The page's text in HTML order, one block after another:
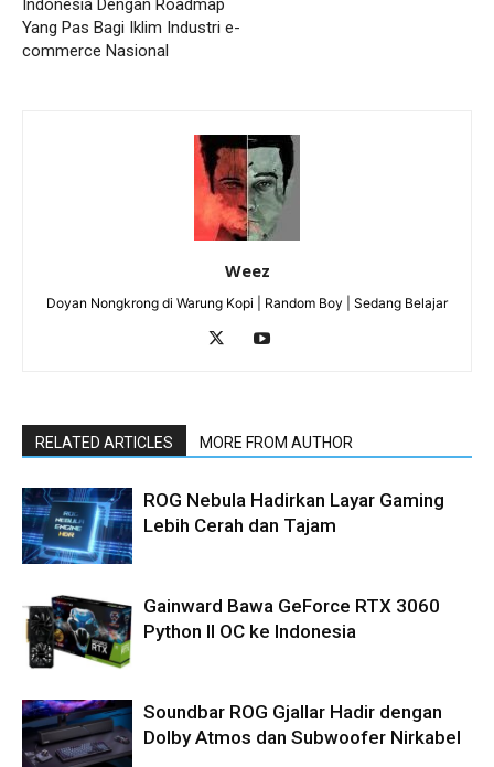
Indonesia Dengan Roadmap
Yang Pas Bagi Iklim Industri e-
commerce Nasional
Weez
Doyan Nongkrong di Warung Kopi | Random Boy | Sedang Belajar
RELATED ARTICLES MORE FROM AUTHOR
ROG Nebula Hadirkan Layar Gaming
Lebih Cerah dan Tajam
Gainward Bawa GeForce RTX 3060
Python II OC ke Indonesia
Soundbar ROG Gjallar Hadir dengan
Dolby Atmos dan Subwoofer Nirkabel